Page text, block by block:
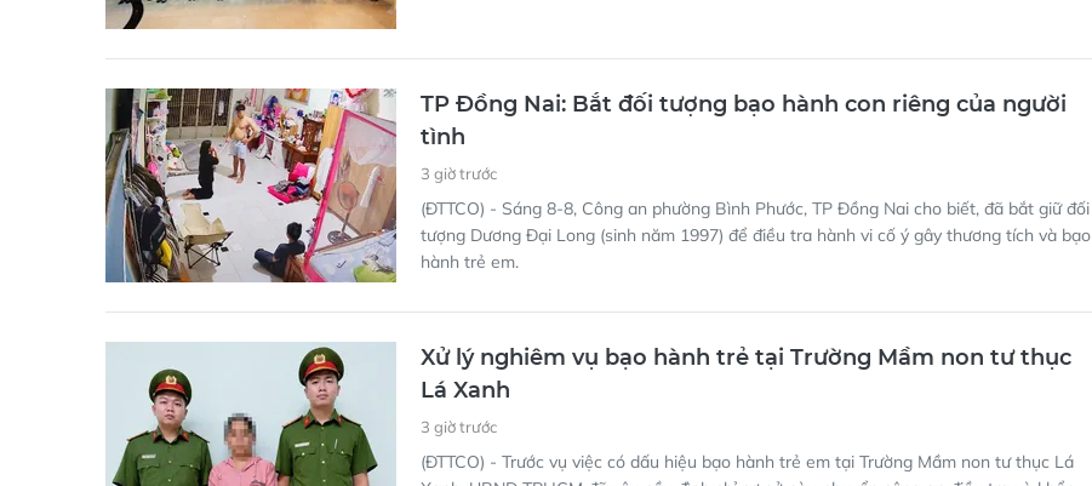
TP Đồng Nai: Bắt đối tượng bạo hành con riêng của người
tình
3 giờ trước
(ĐTTCO) - Sáng 8-8, Công an phường Bình Phước, TP Đồng Nai cho biết, đã bắt giữ đối
tượng Dương Đại Long (sinh năm 1997) để điều tra hành vi cố ý gây thương tích và bạo
hành trẻ em.
Xử lý nghiêm vụ bạo hành trẻ tại Trường Mầm non tư thục
Lá Xanh
3 giờ trước
(ĐTTCO) - Trước vụ việc có dấu hiệu bạo hành trẻ em tại Trường Mầm non tư thục Lá